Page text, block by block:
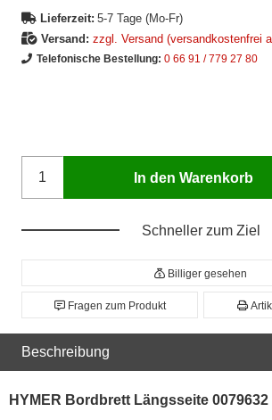
Lieferzeit: 5-7 Tage (Mo-Fr)
Versand: zzgl. Versand (versandkostenfrei
Telefonische Bestellung: 0 66 91 / 779 27 80
In den Warenkorb
Schneller zum Ziel
Billiger gesehen
Fragen zum Produkt
Beschreibung
HYMER Bordbrett Längsseite 0079632